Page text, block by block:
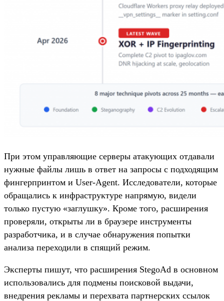
При этом управляющие серверы атакующих отдавали
нужные файлы лишь в ответ на запросы с подходящим
фингерпринтом и User-Agent. Исследователи, которые
обращались к инфраструктуре напрямую, видели
только пустую «заглушку». Кроме того, расширения
проверяли, открыты ли в браузере инструменты
разработчика, и в случае обнаружения попытки
анализа переходили в спящий режим.
Эксперты пишут, что расширения StegoAd в основном
использовались для подмены поисковой выдачи,
внедрения рекламы и перехвата партнерских ссылок